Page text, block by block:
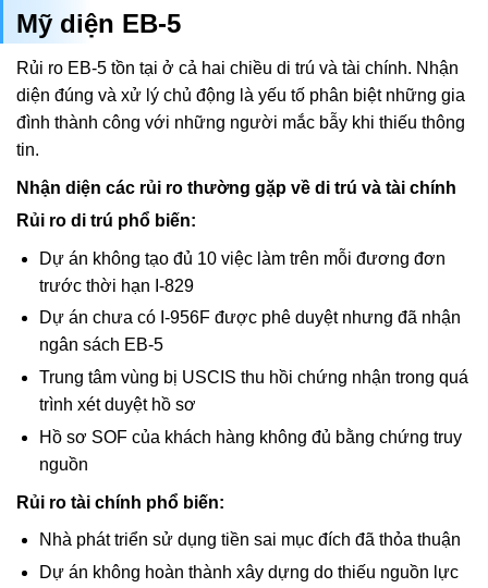
Mỹ diện EB-5
Rủi ro EB-5 tồn tại ở cả hai chiều di trú và tài chính. Nhận
diện đúng và xử lý chủ động là yếu tố phân biệt những gia
đình thành công với những người mắc bẫy khi thiếu thông
tin.
Nhận diện các rủi ro thường gặp về di trú và tài chính
Rủi ro di trú phổ biến:
Dự án không tạo đủ 10 việc làm trên mỗi đương đơn
trước thời hạn I-829
Dự án chưa có I-956F được phê duyệt nhưng đã nhận
ngân sách EB-5
Trung tâm vùng bị USCIS thu hồi chứng nhận trong quá
trình xét duyệt hồ sơ
Hồ sơ SOF của khách hàng không đủ bằng chứng truy
nguồn
Rủi ro tài chính phổ biến:
Nhà phát triển sử dụng tiền sai mục đích đã thỏa thuận
Dự án không hoàn thành xây dựng do thiếu nguồn lực